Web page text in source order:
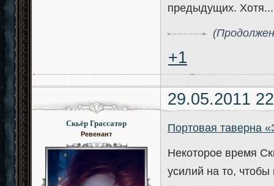
предыдущих. Хотя...
+1
29.05.2011
Скьёр Грассатор
Ревенант
Портовая таверна
Некоторое время
усилий на то,